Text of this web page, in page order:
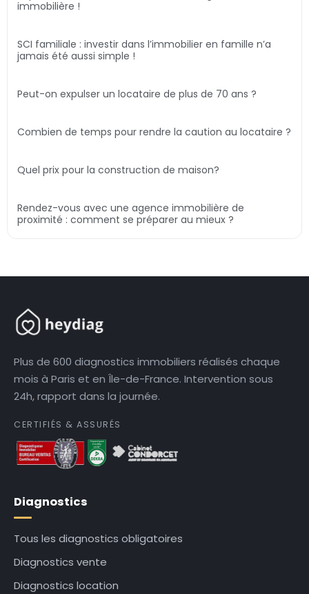
immobilière !
SCI familiale : investir dans l’immobilier en famille n’a
jamais été aussi simple !
Peut-on expulser un locataire de plus de 70 ans ?
Combien de temps pour rendre la caution au locataire ?
Quel prix pour la construction de maison?
Rendez-vous avec une agence immobilière de
proximité : comment se préparer au mieux ?
Plus de 600 diagnostics immobiliers réalisés chaque
mois à Paris et en Île-de-France. Intervention sous
24h, rapport dans la journée.
CERTIFIÉS & ASSURÉS
Diagnostics
Tous les diagnostics obligatoires
Diagnostics vente
Diagnostics location